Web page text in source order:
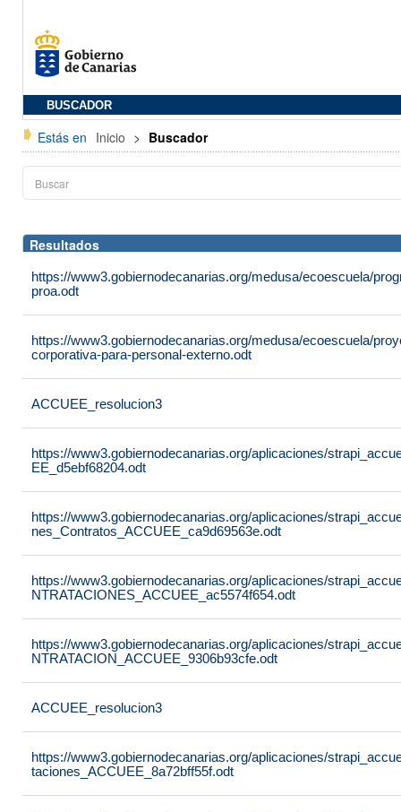
BUSCADOR
Estás en Inicio > Buscador
Resultados
https://www3.gobiernodecanarias.org/medusa/ecoescuela/
proa.odt
https://www3.gobiernodecanarias.org/medusa/ecoescuela/
corporativa-para-personal-externo.odt
ACCUEE_resolucion3
https://www3.gobiernodecanarias.org/aplicaciones/
EE_d5ebf68204.odt
https://www3.gobiernodecanarias.org/aplicaciones/
nes_Contratos_ACCUEE_ca9d69563e.odt
https://www3.gobiernodecanarias.org/aplicaciones/
NTRATACIONES_ACCUEE_ac5574f654.odt
https://www3.gobiernodecanarias.org/aplicaciones/
NTRATACION_ACCUEE_9306b93cfe.odt
ACCUEE_resolucion3
https://www3.gobiernodecanarias.org/aplicaciones/
taciones_ACCUEE_8a72bff55f.odt